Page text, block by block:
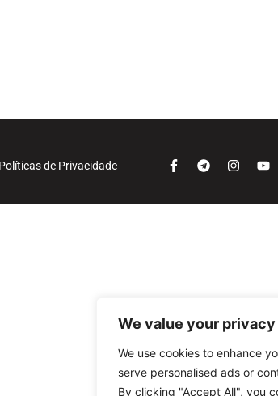
We value your privacy
We use cookies to enhance
serve personalised ads or
By clicking "Accept All", you
Políticas de Privacidade